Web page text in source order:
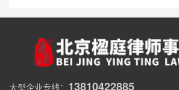
大型企业专线： 13810422885